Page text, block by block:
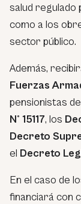
salud regulado
como a los
sector público.
Además,
Fuerzas
pensionistas
N° 15117, los
Decreto
el Decreto
En el caso de
financiará con